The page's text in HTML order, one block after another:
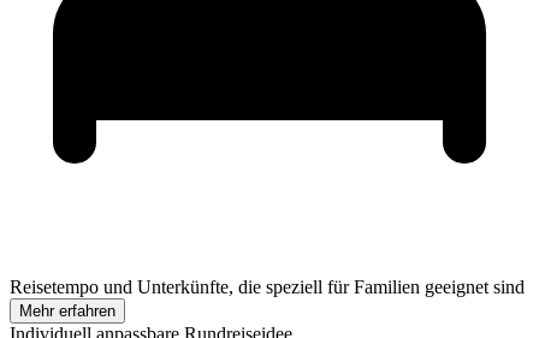
Reisetempo und Unterkünfte, die speziell für Familien geeignet sind
Mehr erfahren
Individuell anpassbare Rundreiseidee